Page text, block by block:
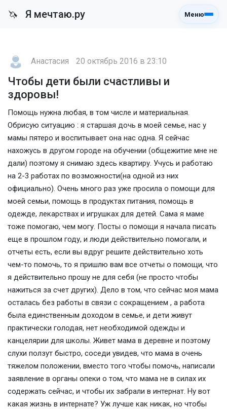
🦄 Я мечтаю.ру Меню
Анастасия 20 октябрь 2016 в 23:10
Чтобы дети были счастливы и
здоровы!
Помощь нужна любая, в том числе и материальная.
Обрисую ситуацию : я старшая дочь в моей семье, нас у
мамы пятеро и воспитывает она нас одна. Я сейчас
нахожусь в другом городе на обучении (общежитие мне не
дали) поэтому я снимаю здесь квартиру. Учусь и работаю
на 2-3 работах по возможности(на одной из них
официально). Очень много раз уже просила о помощи для
моей семьи, помощь в продуктах питания, помощь в
одежде, лекарствах и игрушках для детей. Сама я маме
тоже помогаю, чем могу. Посты о помощи я начала писать
еще в прошлом году, и люди действительно помогали, и
отчеты есть, если вы вдруг решите действительно хоть
чем-то помочь, то я пришлю вам все отчеты о помощи, что
я действительно прошу не для себя (не просто чтобы
нажиться за счет других). Дело в том, что сейчас моя мама
осталась без работы в связи с сокращением , а работа
была единственным доходом в семье, и дети живут
практически голодая, нет необходимой одежды и
канцелярии для школы. Живет мама в деревне и поэтому
слухи ползут быстро, соседи увидев, что мама в очень
тяжелом положении, вместо того чтобы помочь, написали
заявление в органы опеки о том, что мама не в силах их
содержать сейчас, и чтобы их забрали в интернат. Ну вот
какая жизнь в интернате? Уж лучше как никак, но чтобы